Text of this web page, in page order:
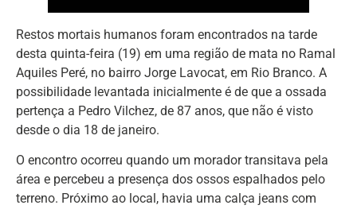
Restos mortais humanos foram encontrados na tarde
desta quinta-feira (19) em uma região de mata no Ramal
Aquiles Peré, no bairro Jorge Lavocat, em Rio Branco. A
possibilidade levantada inicialmente é de que a ossada
pertença a Pedro Vilchez, de 87 anos, que não é visto
desde o dia 18 de janeiro.
O encontro ocorreu quando um morador transitava pela
área e percebeu a presença dos ossos espalhados pelo
terreno. Próximo ao local, havia uma calça jeans com